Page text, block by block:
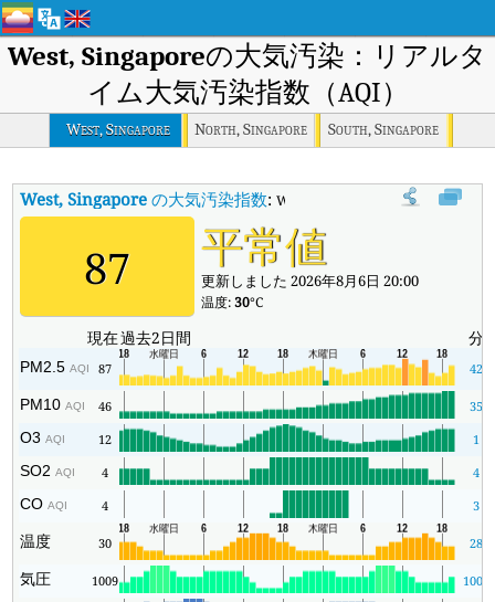
West, Singaporeの大気汚染：リアルタ
イム大気汚染指数（AQI）
West, Singapore North, Singapore South, Singapore
West, Singapore の大気汚染指数:West, Singaporeのリアルタイム大
87 平常値
更新しました 2026年8月6日 20:00
温度:30°C
現在過去2日間 分
PM2.5AQI 87 42
PM10AQI 46 35
O3AQI 12 1
SO2AQI 4 4
COAQI 4 3
温度 30 28
気圧 1009 1007